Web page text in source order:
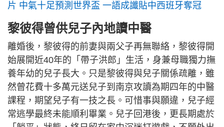
片 中氣十足預測世界盃 一語成讖貼中西班牙奪冠
黎彼得曾供兒子內地讀中醫
離婚後，黎彼得的前妻與兩父子再無聯絡，黎彼得開
始展開近40年的「帶子洪郎」生活，身兼母職獨力撫
養年幼的兒子長大。只是黎彼得與兒子關係疏離，雖
然曾花費十多萬元送兒子到南京攻讀為期四年的中醫
課程，期望兒子有一技之長。可惜事與願違，兒子經
常逃學最終未能順利畢業。兒子回港後，更長期處於